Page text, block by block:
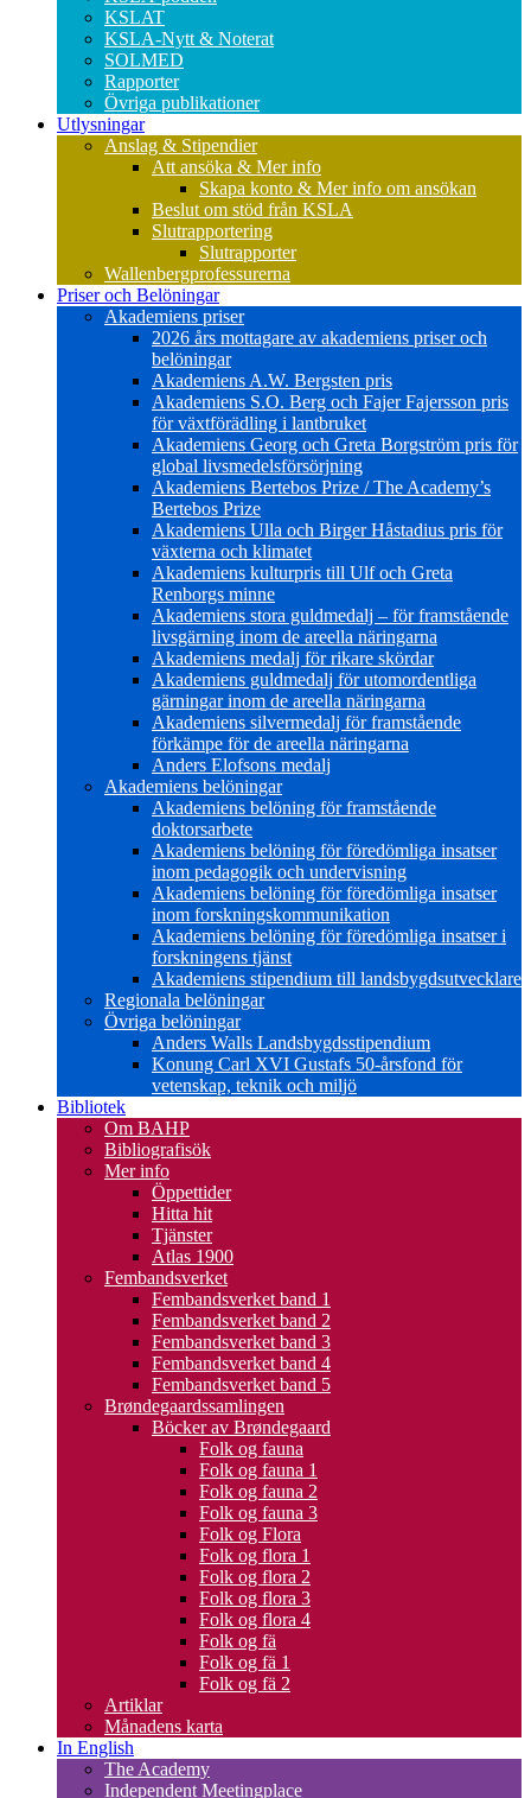
KSLAT
KSLA-Nytt & Noterat
SOLMED
Rapporter
Övriga publikationer
Utlysningar
Anslag & Stipendier
Att ansöka & Mer info
Skapa konto & Mer info om ansökan
Beslut om stöd från KSLA
Slutrapportering
Slutrapporter
Wallenbergprofessurerna
Priser och Belöningar
Akademiens priser
2026 års mottagare av akademiens priser och
belöningar
Akademiens A.W. Bergsten pris
Akademiens S.O. Berg och Fajer Fajersson pris
för växtförädling i lantbruket
Akademiens Georg och Greta Borgström pris för
global livsmedelsförsörjning
Akademiens Bertebos Prize / The Academy’s
Bertebos Prize
Akademiens Ulla och Birger Håstadius pris för
växterna och klimatet
Akademiens kulturpris till Ulf och Greta
Renborgs minne
Akademiens stora guldmedalj – för framstående
livsgärning inom de areella näringarna
Akademiens medalj för rikare skördar
Akademiens guldmedalj för utomordentliga
gärningar inom de areella näringarna
Akademiens silvermedalj för framstående
förkämpe för de areella näringarna
Anders Elofsons medalj
Akademiens belöningar
Akademiens belöning för framstående
doktorsarbete
Akademiens belöning för föredömliga insatser
inom pedagogik och undervisning
Akademiens belöning för föredömliga insatser
inom forskningskommunikation
Akademiens belöning för föredömliga insatser i
forskningens tjänst
Akademiens stipendium till landsbygdsutvecklare
Regionala belöningar
Övriga belöningar
Anders Walls Landsbygdsstipendium
Konung Carl XVI Gustafs 50-årsfond för
vetenskap, teknik och miljö
Bibliotek
Om BAHP
Bibliografisök
Mer info
Öppettider
Hitta hit
Tjänster
Atlas 1900
Fembandsverket
Fembandsverket band 1
Fembandsverket band 2
Fembandsverket band 3
Fembandsverket band 4
Fembandsverket band 5
Brøndegaardssamlingen
Böcker av Brøndegaard
Folk og fauna
Folk og fauna 1
Folk og fauna 2
Folk og fauna 3
Folk og Flora
Folk og flora 1
Folk og flora 2
Folk og flora 3
Folk og flora 4
Folk og fä
Folk og fä 1
Folk og fä 2
Artiklar
Månadens karta
In English
The Academy
Independent Meetingplace